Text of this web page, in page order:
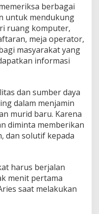
berbagai
untuk mendukung
ruang komputer,
meja operator,
masyarakat yang
informasi
dan sumber daya
dalam menjamin
murid baru. Karena
diminta memberikan
dan solutif kepada
harus berjalan
menit pertama
saat melakukan